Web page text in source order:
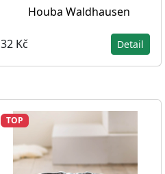
Houba Waldhausen
32 Kč Detail
TOP